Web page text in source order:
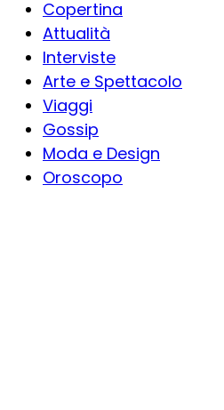
Copertina
Attualità
Interviste
Arte e Spettacolo
Viaggi
Gossip
Moda e Design
Oroscopo